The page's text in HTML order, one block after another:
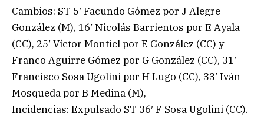
Cambios: ST 5′ Facundo Gómez por J Alegre
González (M), 16′ Nicolás Barrientos por E Ayala
(CC), 25′ Víctor Montiel por E González (CC) y
Franco Aguirre Gómez por G González (CC), 31′
Francisco Sosa Ugolini por H Lugo (CC), 33′ Iván
Mosqueda por B Medina (M),
Incidencias: Expulsado ST 36′ F Sosa Ugolini (CC).